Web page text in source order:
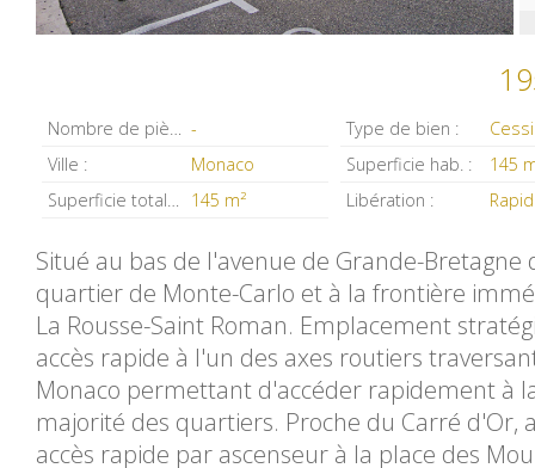
Nombre de pièces : -
Type de bien :
Ville :
Monaco Superficie hab. :
145
Superficie totale :
145 m² Libération :
Situé au bas de l'avenue de Grande-Bretagne
quartier de Monte-Carlo et à la frontière
La Rousse-Saint Roman. Emplacement
accès rapide à l'un des axes routiers
Monaco permettant d'accéder rapidement à
majorité des quartiers. Proche du Carré d'Or,
accès rapide par ascenseur à la place des